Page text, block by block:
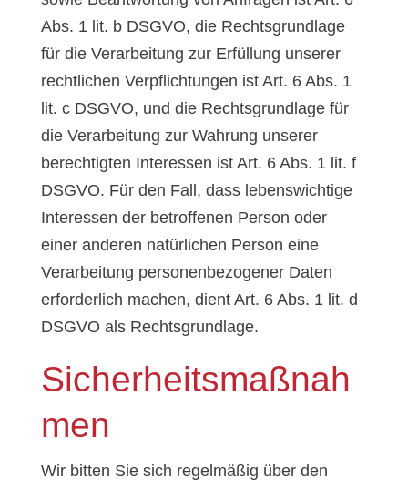
Abs. 1 lit. b DSGVO, die Rechtsgrundlage
für die Verarbeitung zur Erfüllung unserer
rechtlichen Verpflichtungen ist Art. 6 Abs. 1
lit. c DSGVO, und die Rechtsgrundlage für
die Verarbeitung zur Wahrung unserer
berechtigten Interessen ist Art. 6 Abs. 1 lit. f
DSGVO. Für den Fall, dass lebenswichtige
Interessen der betroffenen Person oder
einer anderen natürlichen Person eine
Verarbeitung personenbezogener Daten
erforderlich machen, dient Art. 6 Abs. 1 lit. d
DSGVO als Rechtsgrundlage.
Sicherheitsmaßnah
men
Wir bitten Sie sich regelmäßig über den